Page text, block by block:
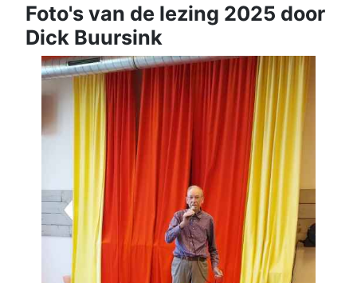
Foto's van de lezing 2025 door
Dick Buursink